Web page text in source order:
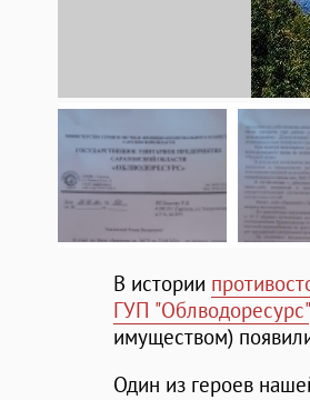
В истории
ГУП "Облводоресурс"
имуществом)
Один из героев